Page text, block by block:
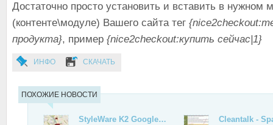
Достаточно просто установить и вставить в нужном
(контенте\модуле) Вашего сайта тег
продукта}, пример {nice2checkout:купить сейчас|1}
ИНФО СКАЧАТЬ
ПОХОЖИЕ НОВОСТИ
StyleWare K2 Google…
Cleantalk -